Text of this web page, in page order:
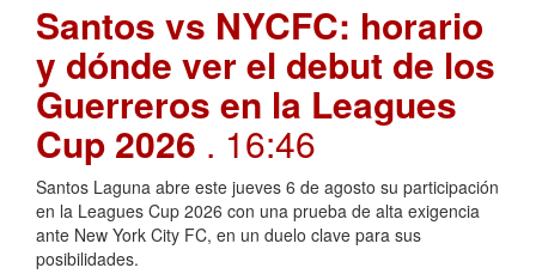
Santos vs NYCFC: horario
y dónde ver el debut de los
Guerreros en la Leagues
Cup 2026 . 16:46
Santos Laguna abre este jueves 6 de agosto su participación
en la Leagues Cup 2026 con una prueba de alta exigencia
ante New York City FC, en un duelo clave para sus
posibilidades.